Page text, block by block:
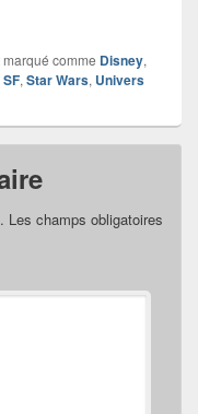
marqué comme Disney,
SF, Star Wars, Univers
Les champs obligatoires